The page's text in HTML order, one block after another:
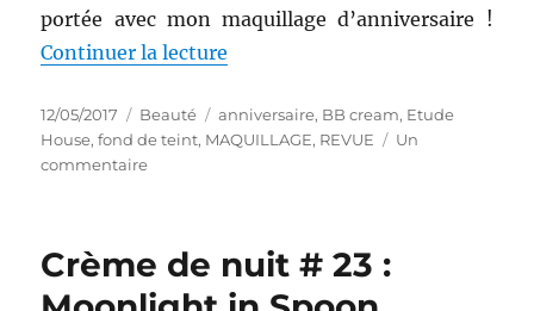
portée avec mon maquillage d’anniversaire !
Continuer la lecture
Publié
le
12/05/2017 Catégories
Beauté Étiquettes
anniversaire, BB cream, Etude
House,fond de teint, MAQUILLAGE, REVUE
Un
commentairesur
:
Precious
Crème de nuit # 23 :